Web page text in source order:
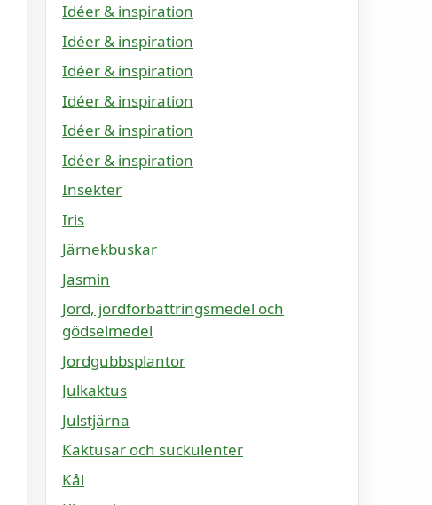
Idéer & inspiration
Idéer & inspiration
Idéer & inspiration
Idéer & inspiration
Idéer & inspiration
Idéer & inspiration
Insekter
Iris
Järnekbuskar
Jasmin
Jord, jordförbättringsmedel och
gödselmedel
Jordgubbsplantor
Julkaktus
Julstjärna
Kaktusar och suckulenter
Kål